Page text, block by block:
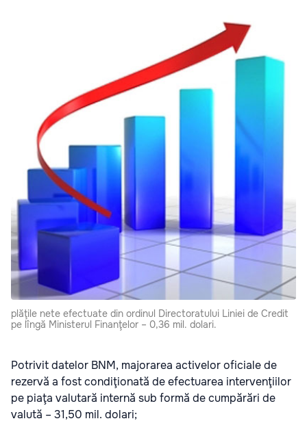
plăţile nete efectuate din ordinul Directoratului Liniei de Credit
pe lîngă Ministerul Finanţelor – 0,36 mil. dolari.
Potrivit datelor BNM, majorarea activelor oficiale de
rezervă a fost condiţionată de efectuarea intervenţiilor
pe piaţa valutară internă sub formă de cumpărări de
valută – 31,50 mil. dolari;